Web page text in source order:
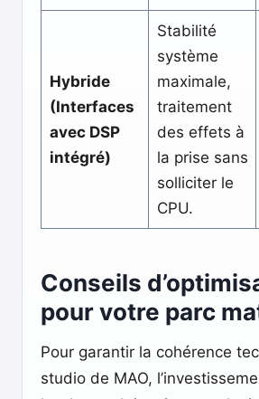
Hybride
(Interfaces
avec DSP
intégré)
Stabilité
système
maximale,
traitement
des effets à
la prise sans
solliciter le
CPU.
Conseils
pour votre parc
Pour garantir la cohérence
studio de MAO,